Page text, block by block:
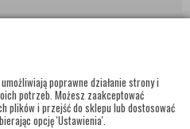
poprawne działanie strony i
potrzeb. Możesz zaakceptować
plików i przejść do sklepu lub dostosować
opcję 'Ustawienia'.